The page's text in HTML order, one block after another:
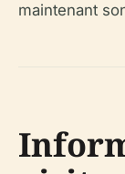
maintenant